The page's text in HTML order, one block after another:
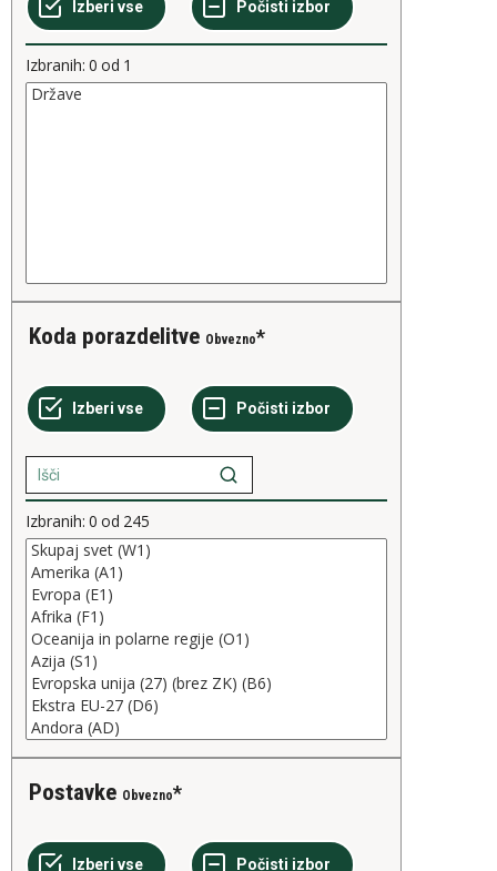
Izbranih: 0 od 1
Koda porazdelitve Obvezno
Izbranih: 0 od 245
Postavke Obvezno